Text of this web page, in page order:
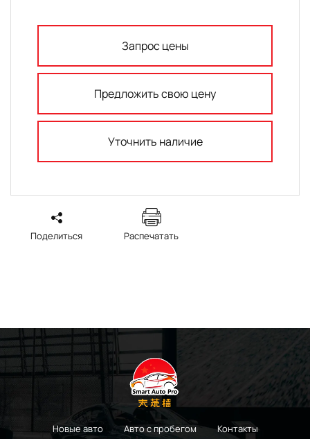
Запрос цены
Предложить свою цену
Уточнить наличие
Поделиться Распечатать
Новые авто Авто с пробегом Контакты